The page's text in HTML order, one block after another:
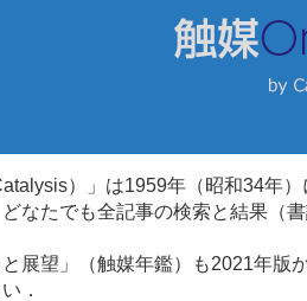
）」は1959年（昭和34年
なたでも全記事の検索と結果（
展望」（触媒年鑑）も2021年
．